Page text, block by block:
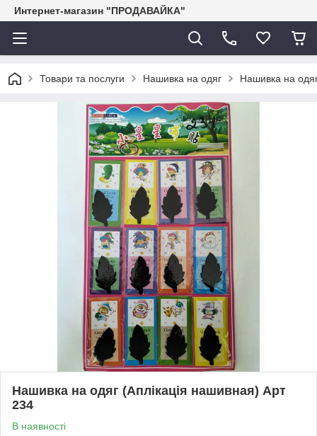
Интернет-магазин "ПРОДАВАЙКА"
Товари та послуги Нашивка на одяг Нашивка на
Нашивка на одяг (Аплікація нашивная) Арт
234
В наявності